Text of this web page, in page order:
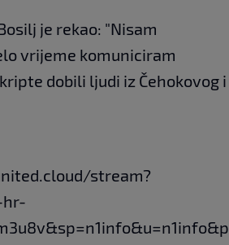
je rekao: "Nisam
vrijeme komuniciram
dobili ljudi iz Čehokovog i
stream?
hr-